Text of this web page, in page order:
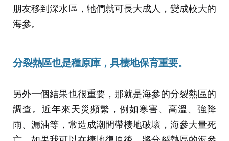
朋友移到深水區，牠們就可長大成人，變成較大的
海參。
分裂熱區也是種原庫，具棲地保育重要。
另外一個結果也很重要，那就是海參的分裂熱區的
調查。近年來天災頻繁，例如寒害、高溫、強降
雨、漏油等，常造成潮間帶棲地破壞，海參大量死